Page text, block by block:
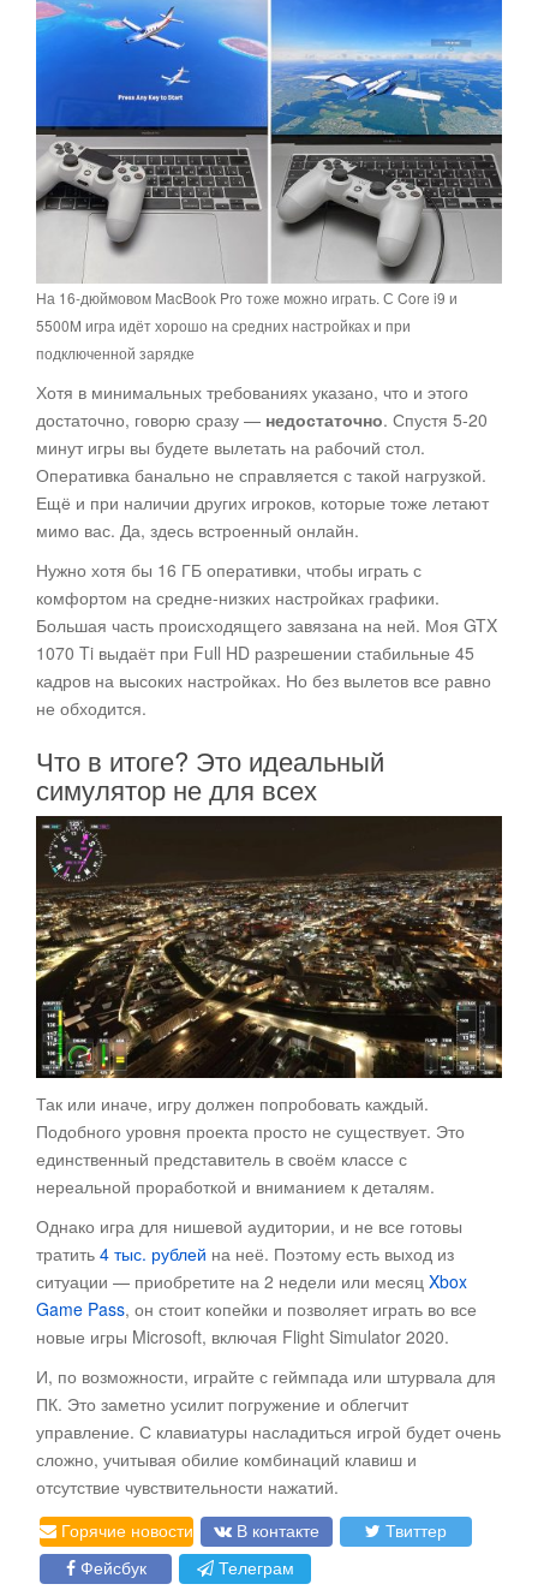
На 16-дюймовом MacBook Pro тоже можно играть. С Core i9 и
5500M игра идёт хорошо на средних настройках и при
подключенной зарядке
Хотя в минимальных требованиях указано, что и этого
достаточно, говорю сразу — недостаточно. Спустя 5-20
минут игры вы будете вылетать на рабочий стол.
Оперативка банально не справляется с такой нагрузкой.
Ещё и при наличии других игроков, которые тоже летают
мимо вас. Да, здесь встроенный онлайн.
Нужно хотя бы 16 ГБ оперативки, чтобы играть с
комфортом на средне-низких настройках графики.
Большая часть происходящего завязана на ней. Моя GTX
1070 Ti выдаёт при Full HD разрешении стабильные 45
кадров на высоких настройках. Но без вылетов все равно
не обходится.
Что в итоге? Это идеальный
симулятор не для всех
Так или иначе, игру должен попробовать каждый.
Подобного уровня проекта просто не существует. Это
единственный представитель в своём классе с
нереальной проработкой и вниманием к деталям.
Однако игра для нишевой аудитории, и не все готовы
тратить 4 тыс. рублей на неё. Поэтому есть выход из
ситуации — приобретите на 2 недели или месяц Xbox
Game Pass, он стоит копейки и позволяет играть во все
новые игры Microsoft, включая Flight Simulator 2020.
И, по возможности, играйте с геймпада или штурвала для
ПК. Это заметно усилит погружение и облегчит
управление. С клавиатуры насладиться игрой будет очень
сложно, учитывая обилие комбинаций клавиш и
отсутствие чувствительности нажатий.
Горячие новости
В контакте
Твиттер
Фейсбук
Телеграм